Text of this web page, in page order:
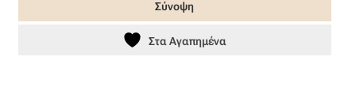
Ραντεβού
7,36 €.
Σύνοψη
Στα Αγαπημένα